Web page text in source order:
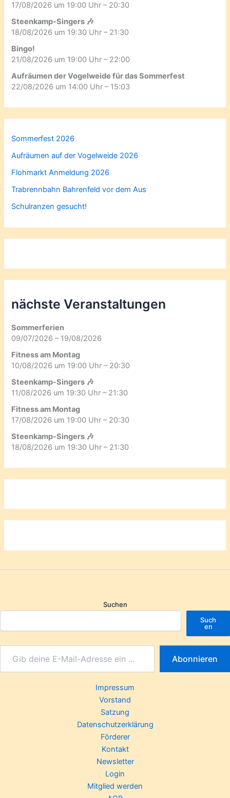
17/08/2026 um 19:00 Uhr – 20:30
Steenkamp-Singers 🎶
18/08/2026 um 19:30 Uhr – 21:30
Bingo!
21/08/2026 um 19:00 Uhr – 22:00
Aufräumen der Vogelweide für das Sommerfest
22/08/2026 um 14:00 Uhr – 15:03
Sommerfest 2026
Aufräumen auf der Vogelweide 2026
Flohmarkt Anmeldung 2026
Trabrennbahn Bahrenfeld vor dem Aus
Schulranzen gesucht!
nächste Veranstaltungen
Sommerferien
09/07/2026 – 19/08/2026
Fitness am Montag
10/08/2026 um 19:00 Uhr – 20:30
Steenkamp-Singers 🎶
11/08/2026 um 19:30 Uhr – 21:30
Fitness am Montag
17/08/2026 um 19:00 Uhr – 20:30
Steenkamp-Singers 🎶
18/08/2026 um 19:30 Uhr – 21:30
Suchen
Such
en
Abonnieren
Impressum
Vorstand
Satzung
Datenschutzerklärung
Förderer
Kontakt
Newsletter
Login
Mitglied werden